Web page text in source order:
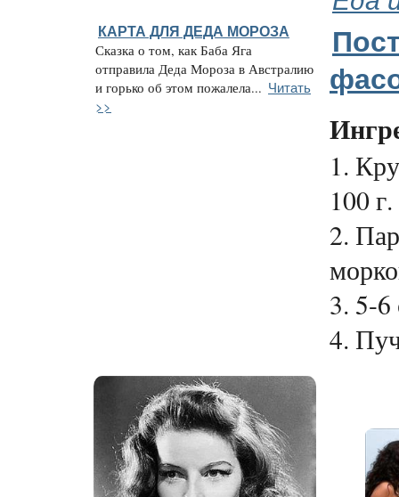
КАРТА ДЛЯ ДЕДА МОРОЗА
Сказка о том, как Баба Яга
отправила Деда Мороза в Австралию
и горько об этом пожалела... Читать
>>
1.
100 г.
2.
3. 5-6
4.